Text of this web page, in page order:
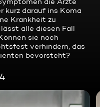
kurz darauf ins Koma
Krankheit zu
alle diesen Fall
sie noch
verhindern, das
bevorsteht?